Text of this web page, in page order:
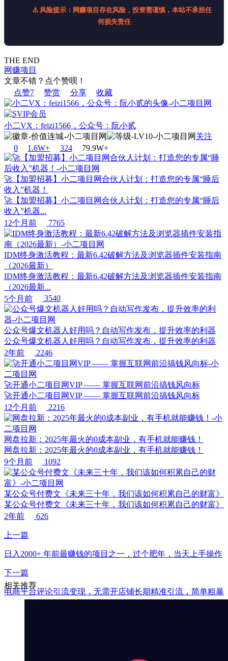
⚠️ 风险提示：网赚项目存在风险，投资需谨慎，本站不承担任
何损失责任
THE END
网赚项目
文章不错？点个赞呗！
点赞7 赞赏 分享 收藏
小二VX：feizi1566，公众号：阮小贰
关注
0
1.6W+ 324 79.9W+
🚀【加盟招募】小二项目网合伙人计划：打造您的专属“睡后
收入”机器！
🚀【加盟招募】小二项目网合伙人计划：打造您的专属“睡后
收入”机器...
12个月前
7765
IDM终身激活教程：最新6.42破解方法及浏览器插件安装指南
（2026最新）
IDM终身激活教程：最新6.42破解方法及浏览器插件安装指南
（2026最新...
5个月前
3540
公众号爆文机器人好用吗？自动写作发布，提升效率的利器
公众号爆文机器人好用吗？自动写作发布，提升效率的利器
2年前
2246
🚀开通小二项目网VIP —— 掌握互联网前沿搞钱风向标
🚀开通小二项目网VIP —— 掌握互联网前沿搞钱风向标
12个月前
2216
网盘拉新：2025年最火的0成本副业，有手机就能赚钱！
网盘拉新：2025年最火的0成本副业，有手机就能赚钱！
9个月前
1092
某公众号付费文《未来三十年，我们该如何积累自己的财富》
某公众号付费文《未来三十年，我们该如何积累自己的财富》
2年前
626
上一篇
日入2000+ 年前最赚钱的项目之一，过个肥年，当天上手操作
下一篇
电商平台评论引流变现，无需开店铺长期精准引流，简单粗暴
相关推荐